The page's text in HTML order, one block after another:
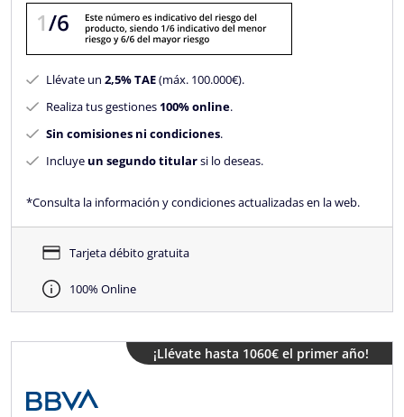
Llévate un 2,5% TAE(máx. 100.000€).
Realiza tus gestiones 100% online.
Sin comisiones ni condiciones.
Incluye un segundo titularsi lo deseas.
*Consulta la información y condiciones actualizadas en la web.
Tarjeta débito gratuita
100% Online
¡Llévate hasta 1060€ el primer año!